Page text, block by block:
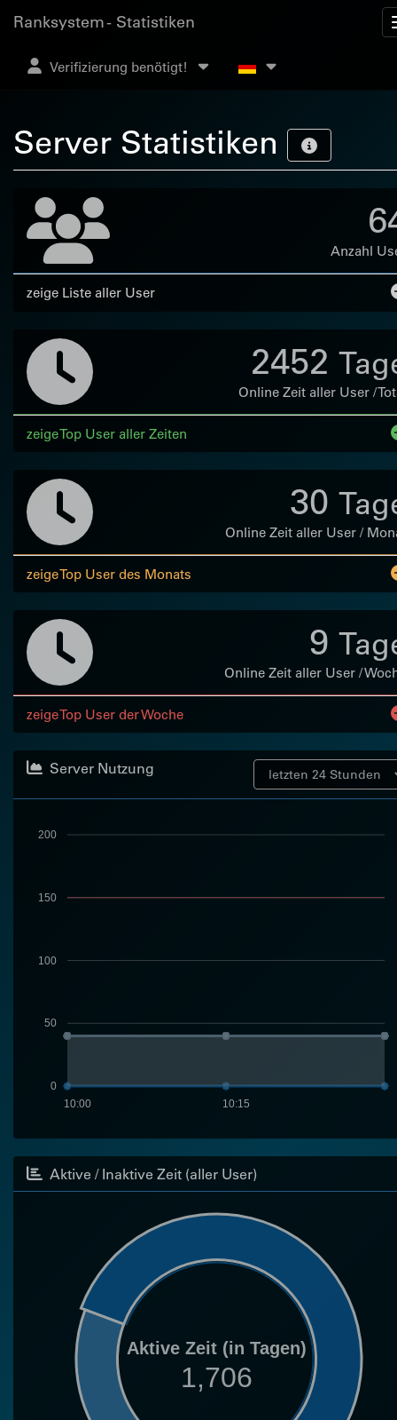
Ranksystem - Statistiken
Verifizierung benötigt!
Server Statistiken
Anzahl
zeige Liste aller User
2452
Online Zeit aller User /
zeige Top User aller Zeiten
30
Online Zeit aller User /
zeige Top User des Monats
9
Online Zeit aller User /
zeige Top User der Woche
Server Nutzung
0
50
100
150
200
10:15
10:00
Aktive / Inaktive Zeit (aller User)
Aktive Zeit (in Tagen)
1,706